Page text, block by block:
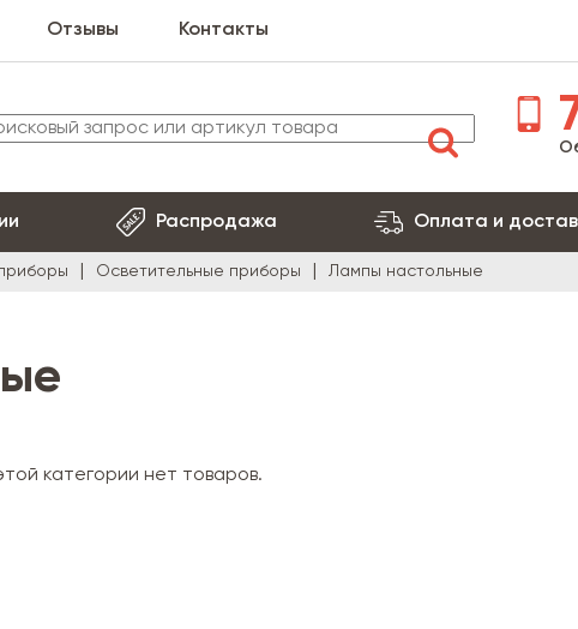
Отзывы Контакты
Распродажа Оплата и
Осветительные приборы Лампы настольные
категории нет товаров.